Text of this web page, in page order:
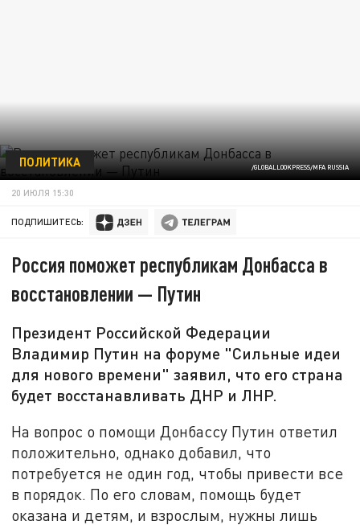
/GLOBALLOOKPRESS/MFA RUSSIA
ПОЛИТИКА
20 ИЮЛЯ 15:30
ПОДПИШИТЕСЬ:
Россия поможет республикам Донбасса в
восстановлении — Путин
Президент Российской Федерации
Владимир Путин на форуме "Сильные идеи
для нового времени" заявил, что его страна
будет восстанавливать ДНР и ЛНР.
На вопрос о помощи Донбассу Путин ответил
положительно, однако добавил, что
потребуется не один год, чтобы привести все
в порядок. По его словам, помощь будет
оказана и детям, и взрослым, нужны лишь